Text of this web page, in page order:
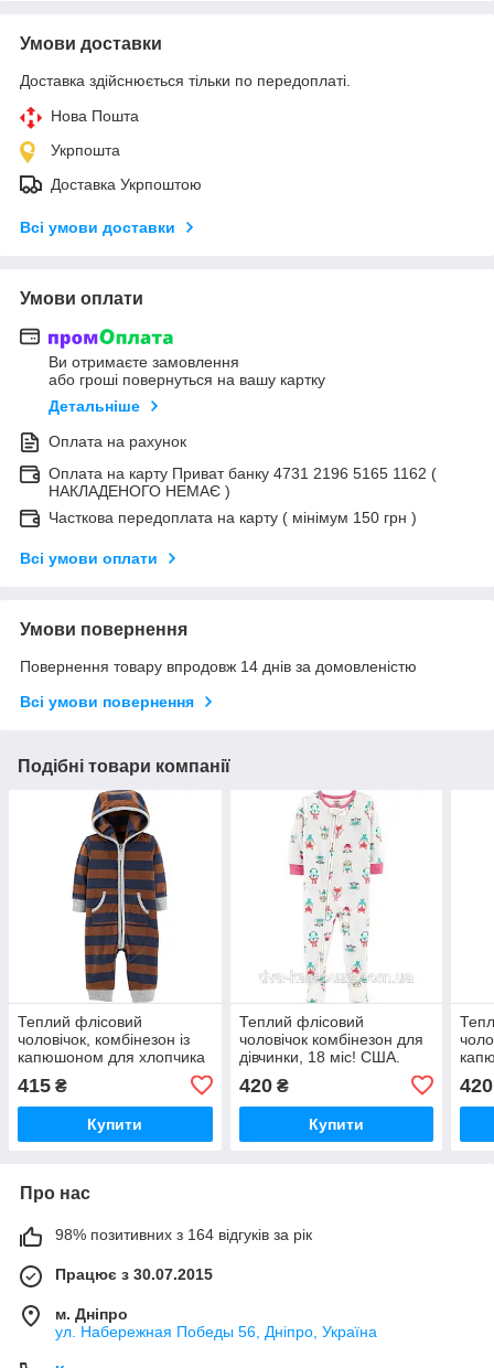
Умови доставки
Доставка здійснюється тільки по передоплаті.
Нова Пошта
Укрпошта
Доставка Укрпоштою
Всі умови доставки
Умови оплати
Ви отримаєте замовлення
або гроші повернуться на вашу картку
Детальніше
Оплата на рахунок
Оплата на карту Приват банку 4731 2196 5165 1162 (
НАКЛАДЕНОГО НЕМАЄ )
Часткова передоплата на карту ( мінімум 150 грн )
Всі умови оплати
Умови повернення
Повернення товару впродовж 14 днів за домовленістю
Всі умови повернення
Подібні товари компанії
Теплий флісовий
чоловічок, комбінезон із
капюшоном для хлопчика
відомого бренда США, 9
міс! Заміри.
415 ₴
Купити
Теплий флісовий
чоловічок комбінезон для
дівчинки, 18 міс! США.
420₴
Купити
міс!
420
Про нас
98% позитивних з 164 відгуків за рік
Працює з 30.07.2015
м. Дніпро
ул. Набережная Победы 56, Дніпро, Україна